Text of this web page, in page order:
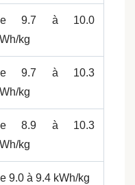
9.7 à 10.0
kg
9.7 à 10.3
kg
8.9 à 10.3
kg
9.0 à 9.4 kWh/kg